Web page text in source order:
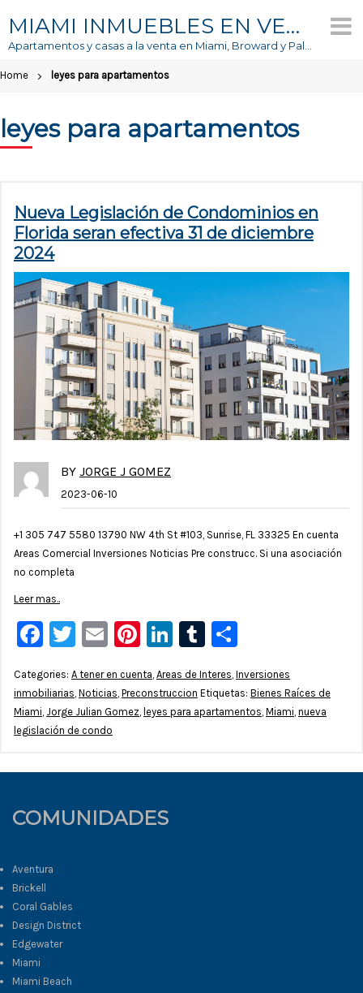
content
MIAMI INMUEBLES EN VENTA
Home leyes para apartamentos
leyes para apartamentos
Nueva Legislación de Condominios en
Florida seran efectiva 31 de diciembre
2024
BY JORGE J GOMEZ
2023-06-10
+1 305 747 5580 13790 NW 4th St #103, Sunrise, FL 33325 En cuenta
Areas Comercial Inversiones Noticias Pre construcc. Si una asociación
no completa
Leer mas..
Facebook
Twitter
EmailPinterest
LinkedIn
Tumblr
Categories: A tener en cuenta, Areas de Interes, Inversiones
inmobiliarias, Noticias, Preconstruccion Etiquetas: Bienes Raíces de
Miami, Jorge Julian Gomez, leyes para apartamentos, Miami, nueva
legislación de condo
COMUNIDADES
Aventura
Brickell
Coral Gables
Design District
Edgewater
Miami
Miami Beach